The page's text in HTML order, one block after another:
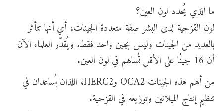
ما الذي يُحدد لون العين؟
لون القزحية لدى البشر صفة متعددة الجينات، أي أنها تتأثر
بالعديد من الجينات وليس بجين واحد فقط. ويُقدّر العلماء الآن
أن 16 جينًا على الأقل تُساهم في لون العين.
من أهم هذه الجينات OCA2 وHERC2، اللذان يُساعدان في
تنظيم إنتاج الميلانين وتوزيعه في القزحية.